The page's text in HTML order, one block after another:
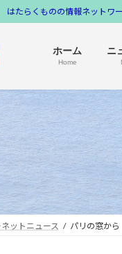
たらくものの情報ネットワ
ホーム
Home
ニ
ットニュース パリの窓から